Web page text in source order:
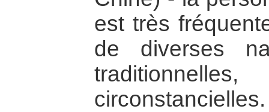
est très
de diverses
circonstancielles.